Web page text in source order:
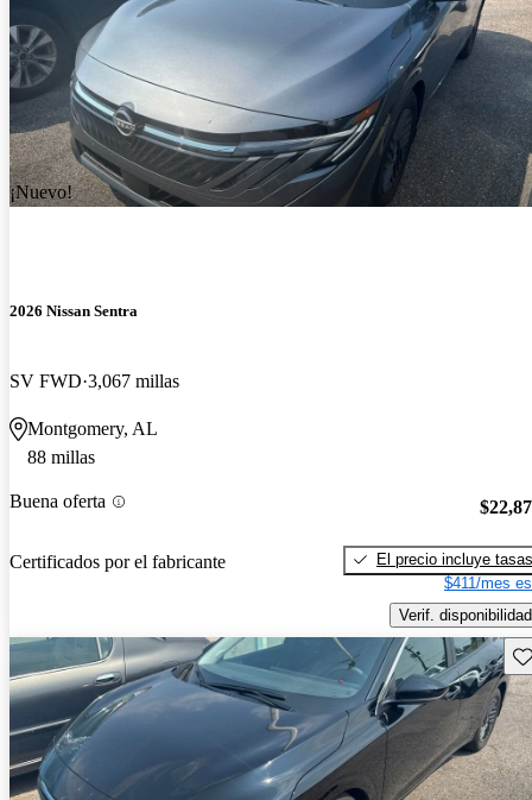
¡Nuevo!
2026 Nissan Sentra
SV FWD 3,067 millas
Montgomery, AL
88 millas
Buena oferta
Certificados por el fabricante
El precio incluye tasas
$411/mes
Verif. disponibilidad